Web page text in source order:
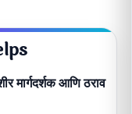
मार्गदर्शक आणि ठराव